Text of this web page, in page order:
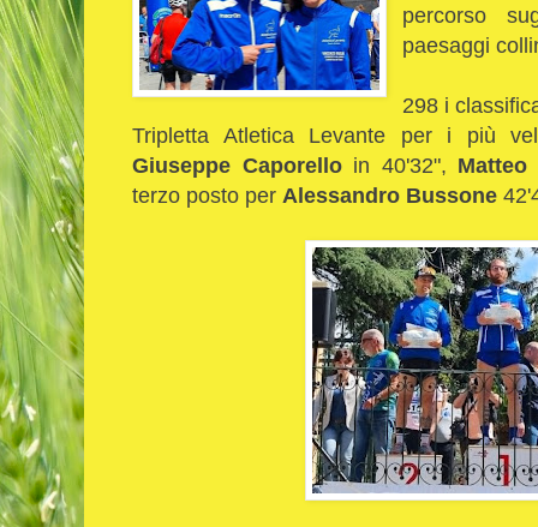
percorso
paesaggi
298 i
Tripletta Atletica Levante per i più
Giuseppe Caporelloin 40'32",
terzo posto per Alessandro Bussone